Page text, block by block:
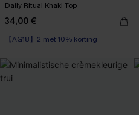
Daily Ritual Khaki Top
34,00 €
【AG18】2 met 10% korting